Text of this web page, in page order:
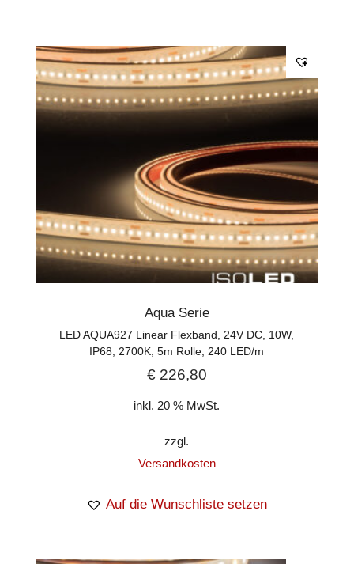
Aqua Serie
LED AQUA927 Linear Flexband, 24V DC, 10W,
IP68, 2700K, 5m Rolle, 240 LED/m
€226,80
inkl. 20 % MwSt.
zzgl.
Versandkosten
Auf die Wunschliste setzen